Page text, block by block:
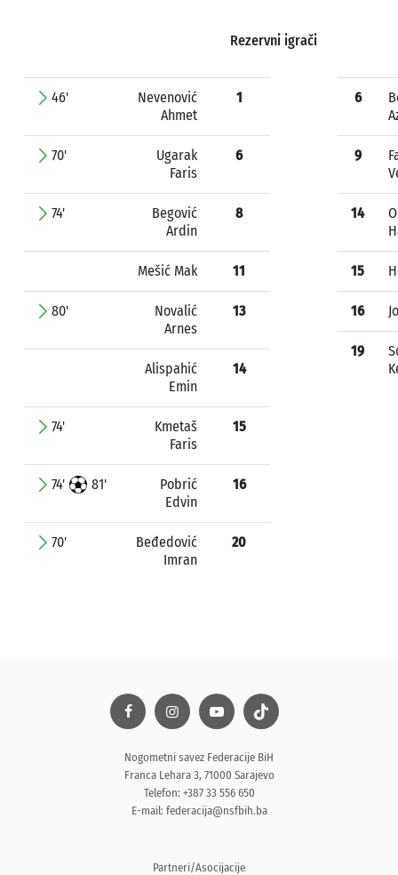
Rezervni igrači
46'
Nevenović
Ahmet
1
70'
Ugarak
Faris
6
74'
Begović
Ardin
8
Mešić Mak 11
80'
Novalić
Arnes
13
Alispahić
Emin
14
74'
Kmetaš
Faris
15
74' 81'
Pobrić
Edvin
16
70'
Beđedović
Imran
20
6
9
14
15
16
19
Nogometni savez Federacije BiH
Franca Lehara 3, 71000 Sarajevo
Telefon: +387 33 556 650
E-mail: federacija@nsfbih.ba
Partneri/Asocijacije